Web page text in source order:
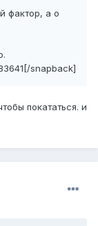
фактор, а о
snapback]
покататься. и